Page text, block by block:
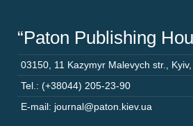
“Paton Publishing
03150 11 Kazymyr Malevych str. Kyiv,
Tel.: (+38044) 205-23-90
E-mail: journal@paton.kiev.ua